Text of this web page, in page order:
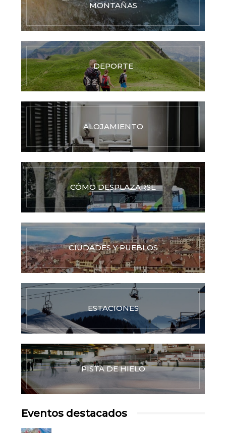
MONTAÑAS
DEPORTE
ALOJAMIENTO
CÓMO DESPLAZARSE
CIUDADES Y PUEBLOS
ESTACIONES
PISTA DE HIELO
Eventos destacados